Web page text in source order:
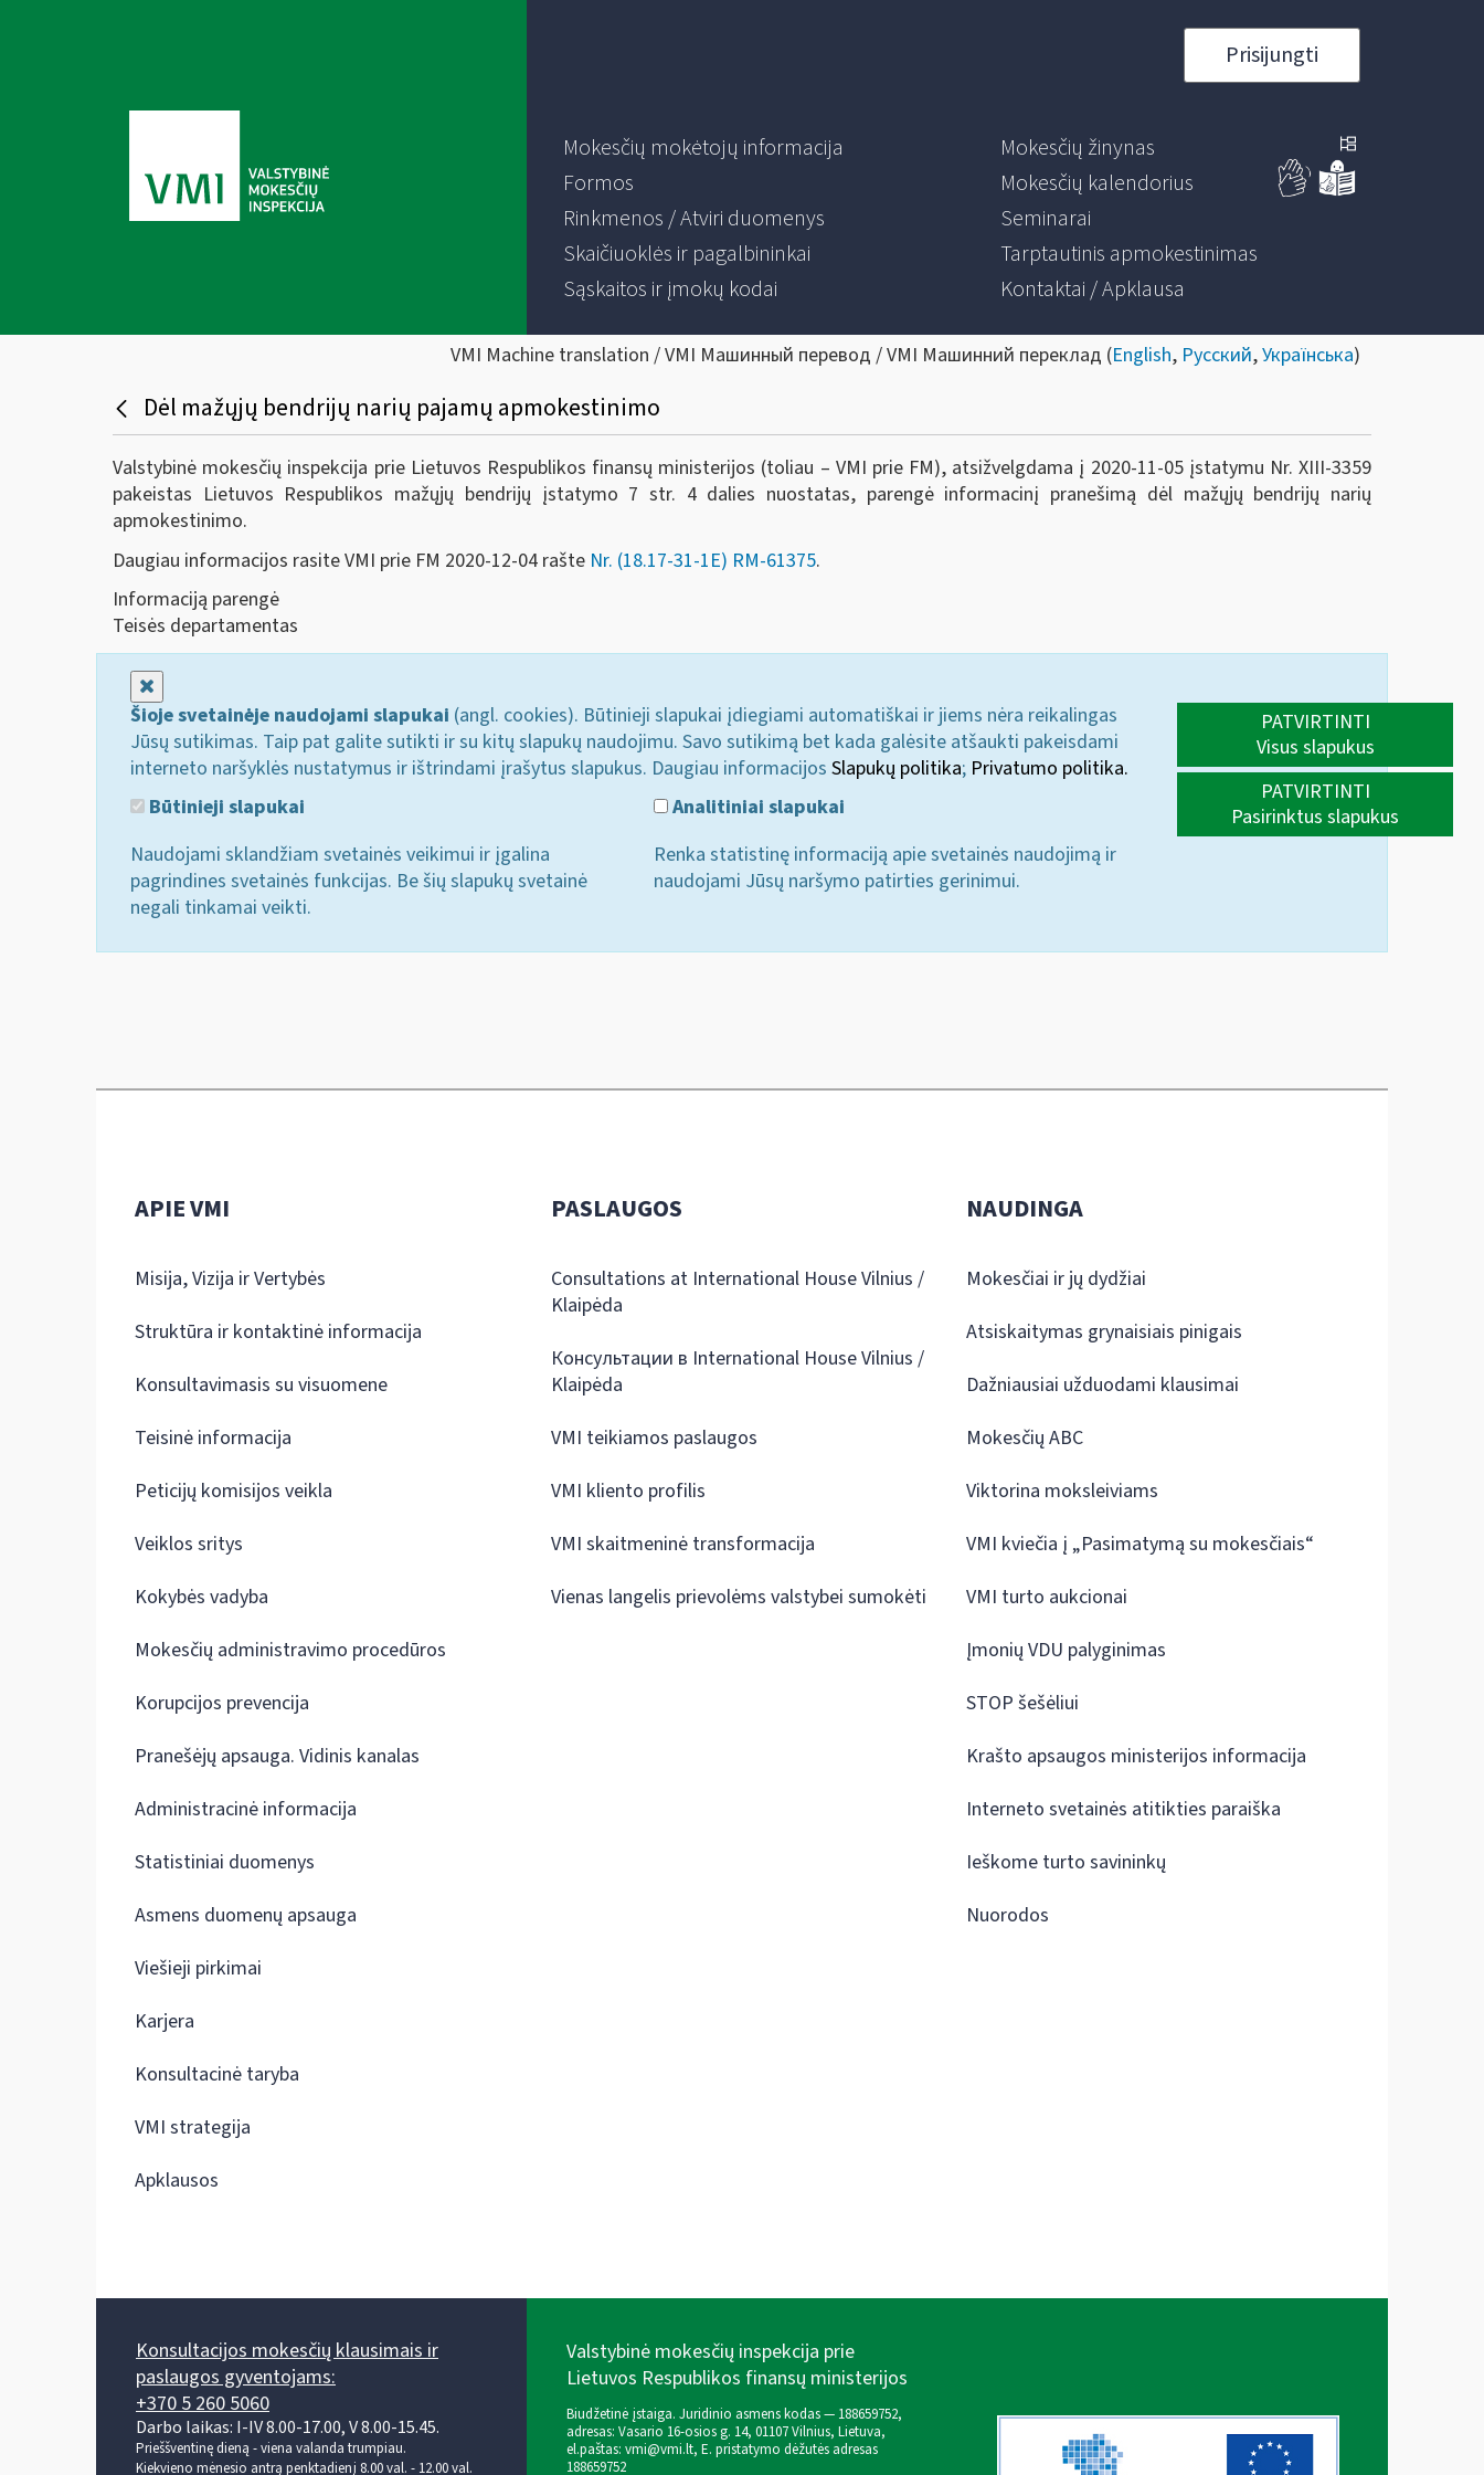
Prisijungti
Mokesčių mokėtojų informacija
Formos
Rinkmenos / Atviri duomenys
Skaičiuoklės ir pagalbininkai
Sąskaitos ir įmokų kodai
Mokesčių žinynas
Mokesčių kalendorius
Seminarai
Tarptautinis apmokestinimas
Kontaktai / Apklausa
VMI Machine translation / VMI Машинный перевод / VMI Машинний переклад (English, Русский,Українська)
Dėl mažųjų bendrijų narių pajamų apmokestinimo
Valstybinė mokesčių inspekcija prie Lietuvos Respublikos finansų ministerijos (toliau – VMI prie FM), atsižvelgdama į 2020-11-05 įstatymu Nr. XIII-3359
pakeistas Lietuvos Respublikos mažųjų bendrijų įstatymo 7 str. 4 dalies nuostatas, parengė informacinį pranešimą dėl mažųjų bendrijų narių
apmokestinimo.
Daugiau informacijos rasite VMI prie FM 2020-12-04 rašte Nr. (18.17-31-1E) RM-61375.
Informaciją parengė
Teisės departamentas
Šioje svetainėje naudojami slapukai (angl. cookies). Būtinieji slapukai įdiegiami automatiškai ir jiems nėra reikalingas
Jūsų sutikimas. Taip pat galite sutikti ir su kitų slapukų naudojimu. Savo sutikimą bet kada galėsite atšaukti pakeisdami
interneto naršyklės nustatymus ir ištrindami įrašytus slapukus. Daugiau informacijos Slapukų politika; Privatumo politika.
Būtinieji slapukai
Naudojami sklandžiam svetainės veikimui ir įgalina
pagrindines svetainės funkcijas. Be šių slapukų svetainė
negali tinkamai veikti.
Analitiniai slapukai
Renka statistinę informaciją apie svetainės naudojimą ir
naudojami Jūsų naršymo patirties gerinimui.
PATVIRTINTI
Visus slapukus
PATVIRTINTI
Pasirinktus slapukus
APIE VMI
Misija, Vizija ir Vertybės
Struktūra ir kontaktinė informacija
Konsultavimasis su visuomene
Teisinė informacija
Peticijų komisijos veikla
Veiklos sritys
Kokybės vadyba
Mokesčių administravimo procedūros
Korupcijos prevencija
Pranešėjų apsauga. Vidinis kanalas
Administracinė informacija
Statistiniai duomenys
Asmens duomenų apsauga
Viešieji pirkimai
Karjera
Konsultacinė taryba
VMI strategija
Apklausos
PASLAUGOS
Consultations at International House Vilnius /
Klaipėda
Консультации в International House Vilnius /
Klaipėda
VMI teikiamos paslaugos
VMI kliento profilis
VMI skaitmeninė transformacija
Vienas langelis prievolėms valstybei sumokėti
NAUDINGA
Mokesčiai ir jų dydžiai
Atsiskaitymas grynaisiais pinigais
Dažniausiai užduodami klausimai
Mokesčių ABC
Viktorina moksleiviams
VMI kviečia į „Pasimatymą su mokesčiais“
VMI turto aukcionai
Įmonių VDU palyginimas
STOP šešėliui
Krašto apsaugos ministerijos informacija
Interneto svetainės atitikties paraiška
Ieškome turto savininkų
Nuorodos
Konsultacijos mokesčių klausimais ir
paslaugos gyventojams:
+370 5 260 5060
Darbo laikas: I-IV 8.00-17.00, V 8.00-15.45.
Prieššventinę dieną - viena valanda trumpiau.
Kiekvieno mėnesio antrą penktadienį 8.00 val. - 12.00 val.
Valstybinė mokesčių inspekcija prie
Lietuvos Respublikos finansų ministerijos
Biudžetinė įstaiga. Juridinio asmens kodas — 188659752,
adresas: Vasario 16-osios g. 14, 01107 Vilnius, Lietuva,
el.paštas: vmi@vmi.lt, E. pristatymo dėžutės adresas
188659752